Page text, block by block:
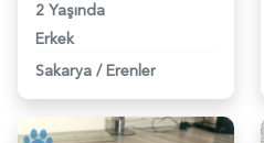
2 Yaşında
Erkek
Sakarya / Erenler